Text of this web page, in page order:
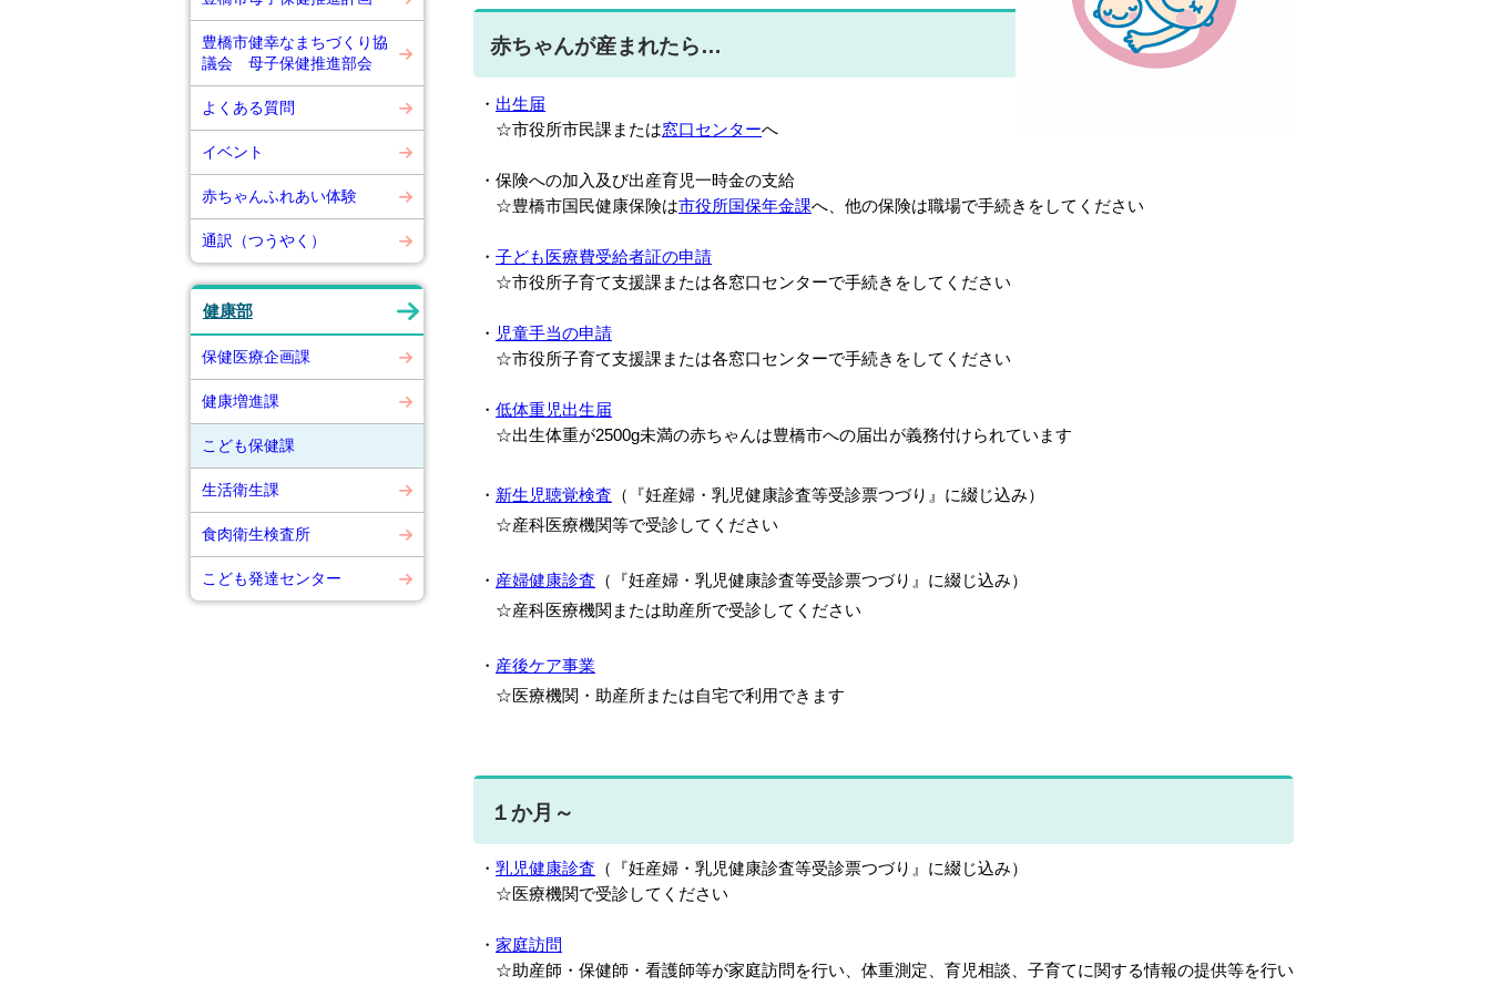
豊橋市健幸なまちづくり協
議会 母子保健推進部会
よくある質問
イベント
赤ちゃんふれあい体験
通訳（つうやく）
健康部
保健医療企画課
健康増進課
こども保健課
生活衛生課
食肉衛生検査所
こども発達センター
赤ちゃんが産まれたら…
・ 出生届
☆市役所市民課または窓口センターへ
・保険への加入及び出産育児一時金の支給
☆豊橋市国民健康保険は市役所国保年金課へ、他の保険は職場で手続きをしてください
・ 子ども医療費受給者証の申請
☆市役所子育て支援課または各窓口センターで手続きをしてください
・ 児童手当の申請
☆市役所子育て支援課または各窓口センターで手続きをしてください
・ 低体重児出生届
☆出生体重が2500g未満の赤ちゃんは豊橋市への届出が義務付けられています
・ 新生児聴覚検査 （『妊産婦・乳児健康診査等受診票つづり』に綴じ込み）
☆産科医療機関等で受診してください
・ 産婦健康診査 （『妊産婦・乳児健康診査等受診票つづり』に綴じ込み）
☆産科医療機関または助産所で受診してください
・ 産後ケア事業
☆医療機関・助産所または自宅で利用できます
１か月～
・ 乳児健康診査 （『妊産婦・乳児健康診査等受診票つづり』に綴じ込み）
☆医療機関で受診してください
・ 家庭訪問
☆助産師・保健師・看護師等が家庭訪問を行い、体重測定、育児相談、子育てに関する情報の提供等を行い